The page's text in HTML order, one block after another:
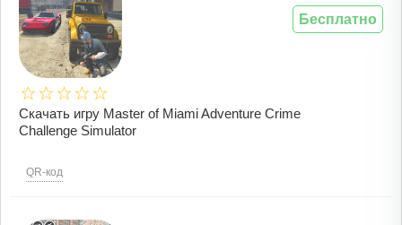
Скачать игру Master of Miami Adventure Crime
Challenge Simulator
QR-код
Бесплатно